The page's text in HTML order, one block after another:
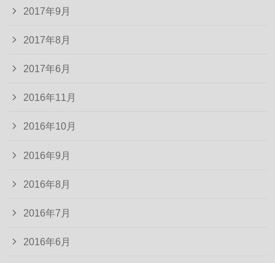
2017年9月
2017年8月
2017年6月
2016年11月
2016年10月
2016年9月
2016年8月
2016年7月
2016年6月